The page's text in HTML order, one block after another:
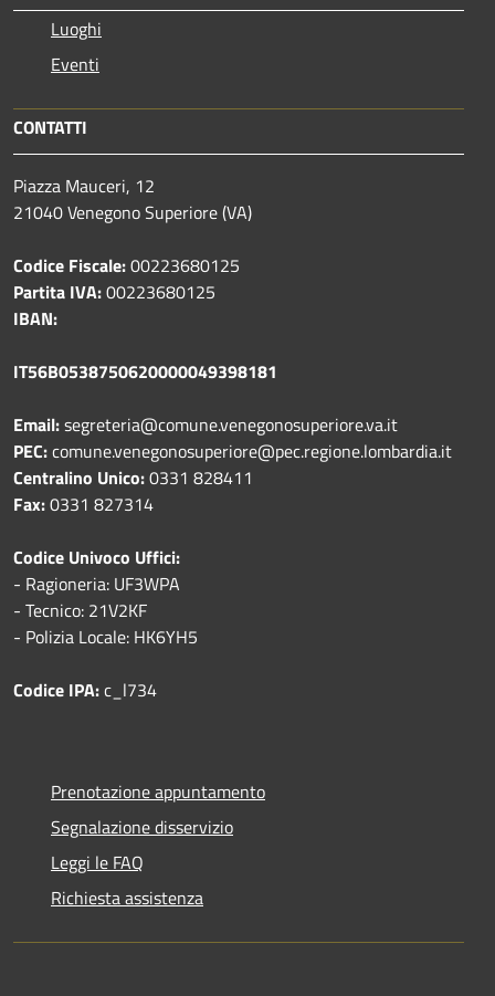
Luoghi
Eventi
CONTATTI
Piazza Mauceri, 12
21040 Venegono Superiore (VA)
Codice Fiscale:00223680125
Partita IVA:00223680125
IBAN:
IT56B0538750620000049398181
Email:segreteria@comune.venegonosuperiore.va.it
PEC:comune.venegonosuperiore@pec.regione.lombardia.it
Centralino Unico:0331 828411
Fax:0331 827314
Codice Univoco Uffici:
- Ragioneria: UF3WPA
- Tecnico: 21V2KF
- Polizia Locale: HK6YH5
Codice IPA:c_l734
Prenotazione appuntamento
Segnalazione disservizio
Leggi le FAQ
Richiesta assistenza